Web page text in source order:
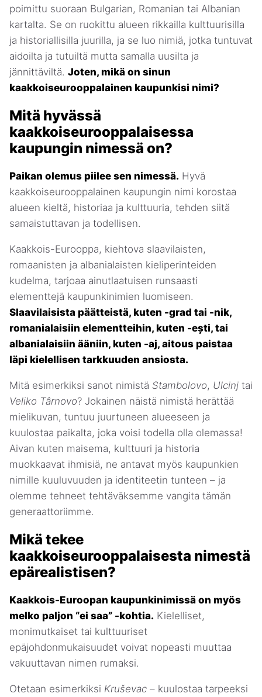
poimittu suoraan Bulgarian, Romanian tai Albanian
kartalta. Se on ruokittu alueen rikkailla kulttuurisilla
ja historiallisilla juurilla, ja se luo nimiä, jotka tuntuvat
aidoilta ja tutuiltä mutta samalla uusilta ja
jännittäviltä. Joten, mikä on sinun
kaakkoiseurooppalainen kaupunkisi nimi?
Mitä hyvässä
kaakkoiseurooppalaisessa
kaupungin nimessä on?
Paikan olemus piilee sen nimessä. Hyvä
kaakkoiseurooppalainen kaupungin nimi korostaa
alueen kieltä, historiaa ja kulttuuria, tehden siitä
samaistuttavan ja todellisen.
Kaakkois-Eurooppa, kiehtova slaavilaisten,
romaanisten ja albanialaisten kieliperinteiden
kudelma, tarjoaa ainutlaatuisen runsaasti
elementtejä kaupunkinimien luomiseen.
Slaavilaisista päätteistä, kuten -grad tai -nik,
romanialaisiin elementteihin, kuten -ești, tai
albanialaisiin ääniin, kuten -aj, aitous paistaa
läpi kielellisen tarkkuuden ansiosta.
Mitä esimerkiksi sanot nimistä Stambolovo, Ulcinj tai
Veliko Târnovo? Jokainen näistä nimistä herättää
mielikuvan, tuntuu juurtuneen alueeseen ja
kuulostaa paikalta, joka voisi todella olla olemassa!
Aivan kuten maisema, kulttuuri ja historia
muokkaavat ihmisiä, ne antavat myös kaupunkien
nimille kuuluvuuden ja identiteetin tunteen – ja
olemme tehneet tehtäväksemme vangita tämän
generaattoriimme.
Mikä tekee
kaakkoiseurooppalaisesta nimestä
epärealistisen?
Kaakkois-Euroopan kaupunkinimissä on myös
melko paljon “ei saa” -kohtia. Kielelliset,
monimutkaiset tai kulttuuriset
epäjohdonmukaisuudet voivat nopeasti muuttaa
vakuuttavan nimen rumaksi.
Otetaan esimerkiksi Kruševac – kuulostaa tarpeeksi